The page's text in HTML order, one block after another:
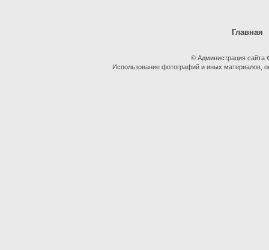
Главная
© Администрация
Использование фотографий и иных материалов,